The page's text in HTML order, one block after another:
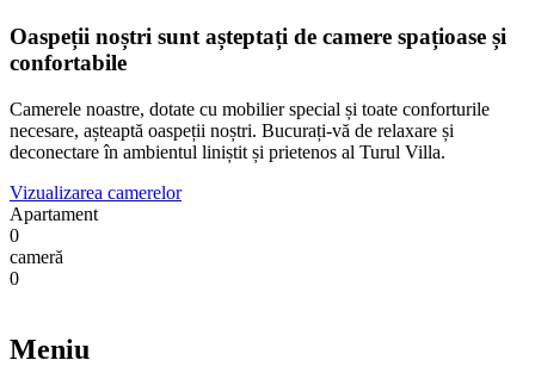
Oaspeții noștri sunt așteptați de camere spațioase și
confortabile
Camerele noastre, dotate cu mobilier special și toate conforturile
necesare, așteaptă oaspeții noștri. Bucurați-vă de relaxare și
deconectare în ambientul liniștit și prietenos al Turul Villa.
Vizualizarea camerelor
Apartament
0
cameră
0
Meniu